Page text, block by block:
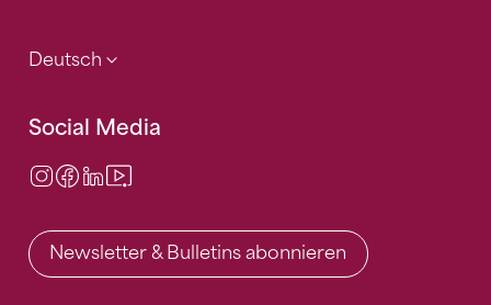
Deutsch
Social Media
Instagram
Facebook
LinkedIn
Newsletter & Bulletins abonnieren